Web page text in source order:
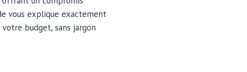
vous explique exactement
budget, sans jargon